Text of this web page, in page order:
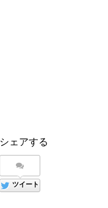
シェアする
ツイート